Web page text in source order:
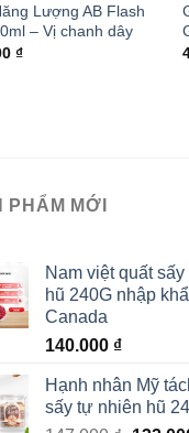
Lượng AB Flash
– Vị chanh dây
₫
PHẨM MỚI
Nam việt quất sấy
hũ 240G nhập
Canada
140.000 ₫
Hạnh nhân Mỹ
sấy tự nhiên hũ